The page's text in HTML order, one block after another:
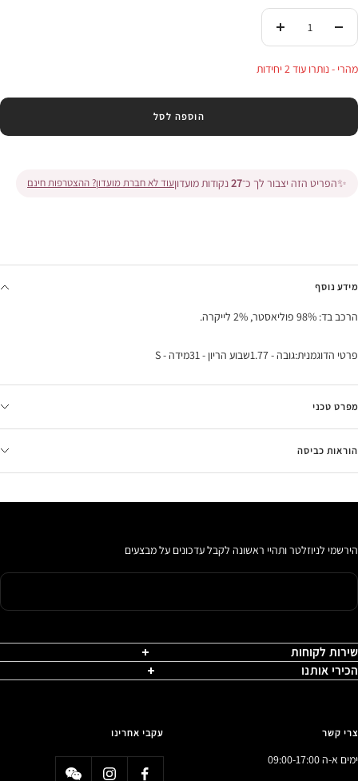
העלי
מהרי - נותרו עוד 2 יחידות
הוספה לסל
✨הפריט הזה יצבור לך כ־27נקודות מועדוןעוד לא חברת מועדון? ההצטרפות חינם
מידע נוסף
הרכב בד: 98% פוליאסטר, 2% לייקרה.
פרטי הדוגמנית:גובה - 1.77שבוע הריון - 31מידה - S
מפרט טכני
הוראות כביסה
הירשמי לניוזלטר ותהיי ראשונה לקבל עדכונים על מבצעים
שירות לקוחות
הכירי אותנו
צרי קשר
ימים א-ה 09:00-17:00
עקבי אחרינו